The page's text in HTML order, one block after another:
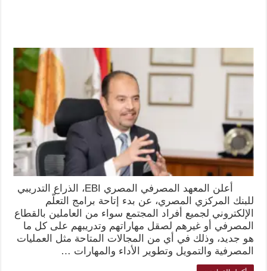
أعلن المعهد المصرفي المصري EBI، الذراع التدريبي
للبنك المركزي المصري، عن بدء إتاحة برامج التعلّم
الإلكتروني لجميع أفراد المجتمع سواء من العاملين بالقطاع
المصرفي أو غيرهم لصقل مهاراتهم وتدريبهم على كل ما
هو جديد، وذلك في أي من المجالات المتاحة مثل العمليات
المصرفية والتمويل وتطوير الأداء والمهارات …